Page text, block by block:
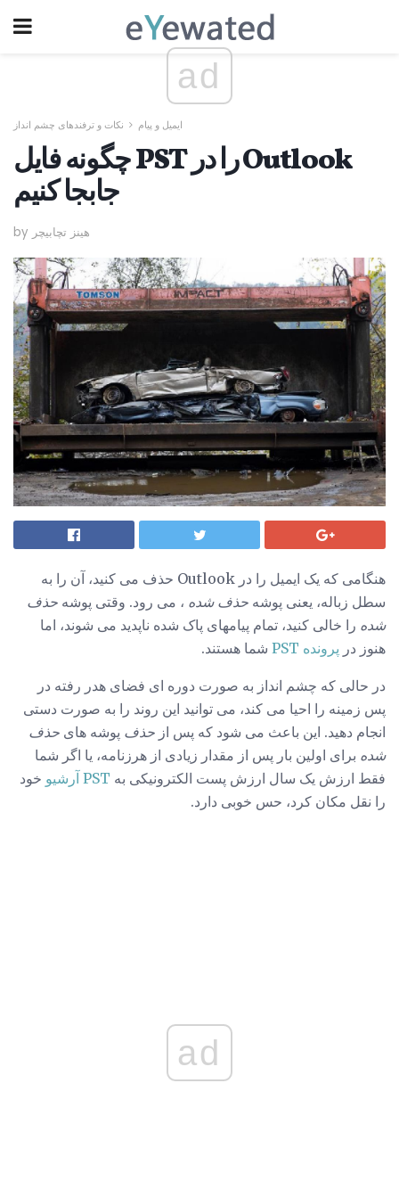
ad
ایمیل و پیام نکات و ترفندهای چشم انداز
چگونه فایل PST را در Outlook
جابجا کنیم
by هینز تچابیچر
هنگامی که یک ایمیل را در Outlook حذف می کنید، آن را به
سطل زباله، یعنی پوشه حذف شده ، می رود. وقتی پوشه حذف
شده را خالی کنید، تمام پیامهای پاک شده ناپدید می شوند، اما
هنوز در پرونده PST شما هستند.
در حالی که چشم انداز به صورت دوره ای فضای هدر رفته در
پس زمینه را احیا می کند، می توانید این روند را به صورت دستی
انجام دهید. این باعث می شود که پس از حذف پوشه های حذف
شده برای اولین بار پس از مقدار زیادی از هرزنامه، یا اگر شما
فقط ارزش یک سال ارزش پست الکترونیکی به PST آرشیو
خود
را نقل مکان کرد، حس خوبی دارد.
ad